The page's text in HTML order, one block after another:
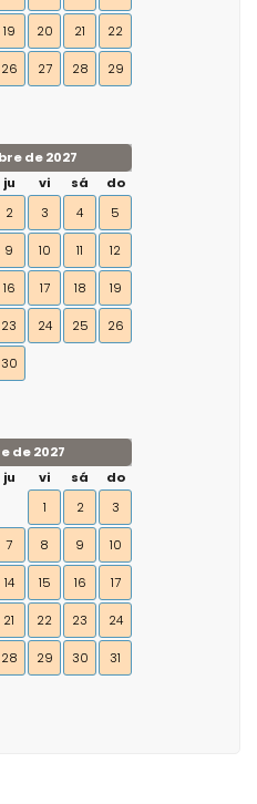
19 20 21 22
26 27 28 29
de 2027
ju vi sá
do
2 3 4 5
9 10 11 12
16 17 18 19
23 24 25 26
30
de 2027
ju vi sá
do
1
2 3
7 8 9 10
14 15 16 17
21 22 23 24
28 29 30 31